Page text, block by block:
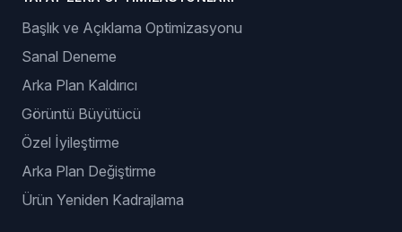
Başlık ve Açıklama Optimizasyonu
Sanal Deneme
Arka Plan Kaldırıcı
Görüntü Büyütücü
Özel İyileştirme
Arka Plan Değiştirme
Ürün Yeniden Kadrajlama